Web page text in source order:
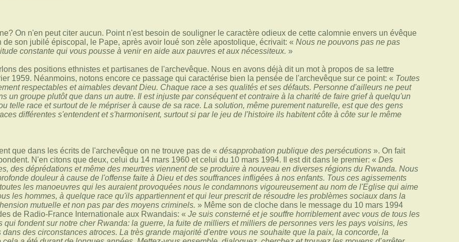
On n'en peut citer aucun. Point n'est besoin de souligner le caractère odieux de cette calomnie envers un évêque
de son jubilé épiscopal, le Pape, après avoir loué son zèle apostolique, écrivait: «Nous ne pouvons pas ne pas
constante qui vous pousse à venir en aide aux pauvres et aux nécessiteux. »
des positions ethnistes et partisanes de l'archevêque. Nous en avons déjà dit un mot à propos de sa lettre
1959. Néanmoins, notons encore ce passage qui caractérise bien la pensée de l'archevêque sur ce point: « Toutes
respectables et aimables devant Dieu. Chaque race a ses qualités et ses défauts. Personne d'ailleurs ne peut
un groupe plutôt que dans un autre. Il est injuste par conséquent et contraire à la charité de faire grief à quelqu'un
telle race et surtout de le mépriser à cause de sa race. La solution, même purement naturelle, est que des gens
différentes s'entendent et s'harmonisent, surtout si par le jeu de l'histoire ils habitent côte à côte sur le même
que dans les écrits de l'archevêque on ne trouve pas de «désapprobation publique des persécutions ». On fait
N'en citons que deux, celui du 14 mars 1960 et celui du 10 mars 1994. Il est dit dans le premier: «Des
des déprédations et même des meurtres viennent de se produire à nouveau en diverses régions du Rwanda. Nous
douleur à cause de l'offense faite à Dieu et des souffrances infligées à nos enfants. Tous ces agissements
les manoeuvres qui les auraient provoquées nous le condamnons vigoureusement au nom de l'Eglise qui aime
les hommes, à quelque race qu'ils appartiennent et qui leur prescrit de résoudre les problèmes sociaux dans la
mutuelle et non pas par des moyens criminels. » Même son de cloche dans le message du 10 mars 1994
de Radio-France Internationale aux Rwandais: «Je suis consterné et je souffre horriblement avec vous de tous les
qui fondent sur notre cher Rwanda: la guerre, la fuite de milliers et milliers de personnes vers les pays voisins, les
des circonstances atroces. La très grande majorité d'entre vous ne souhaite que la paix, la concorde, la